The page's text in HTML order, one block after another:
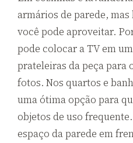
armários de parede,
você pode aproveitar.
pode colocar a TV em
prateleiras da peça para
fotos. Nos quartos e
uma ótima opção para
objetos de uso
espaço da parede em